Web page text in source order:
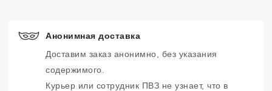
Анонимная доставка
Доставим заказ анонимно, без указания
содержимого.
Курьер или сотрудник ПВЗ не узнает, что в